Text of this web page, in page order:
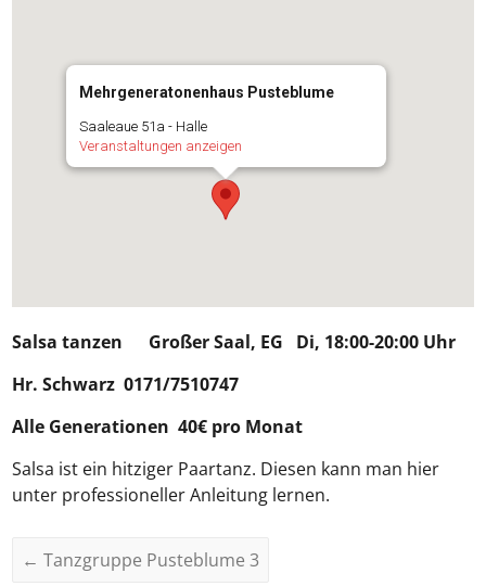
Mehrgeneratonenhaus Pusteblume
Saaleaue 51a - Halle
Veranstaltungen anzeigen
Salsa tanzen
Großer Saal, EG Di, 18:00-20:00 Uhr
Hr. Schwarz 0171/7510747
Alle Generationen 40€ pro Monat
Salsa ist ein hitziger Paartanz. Diesen kann man hier
unter professioneller Anleitung lernen.
← Tanzgruppe Pusteblume 3